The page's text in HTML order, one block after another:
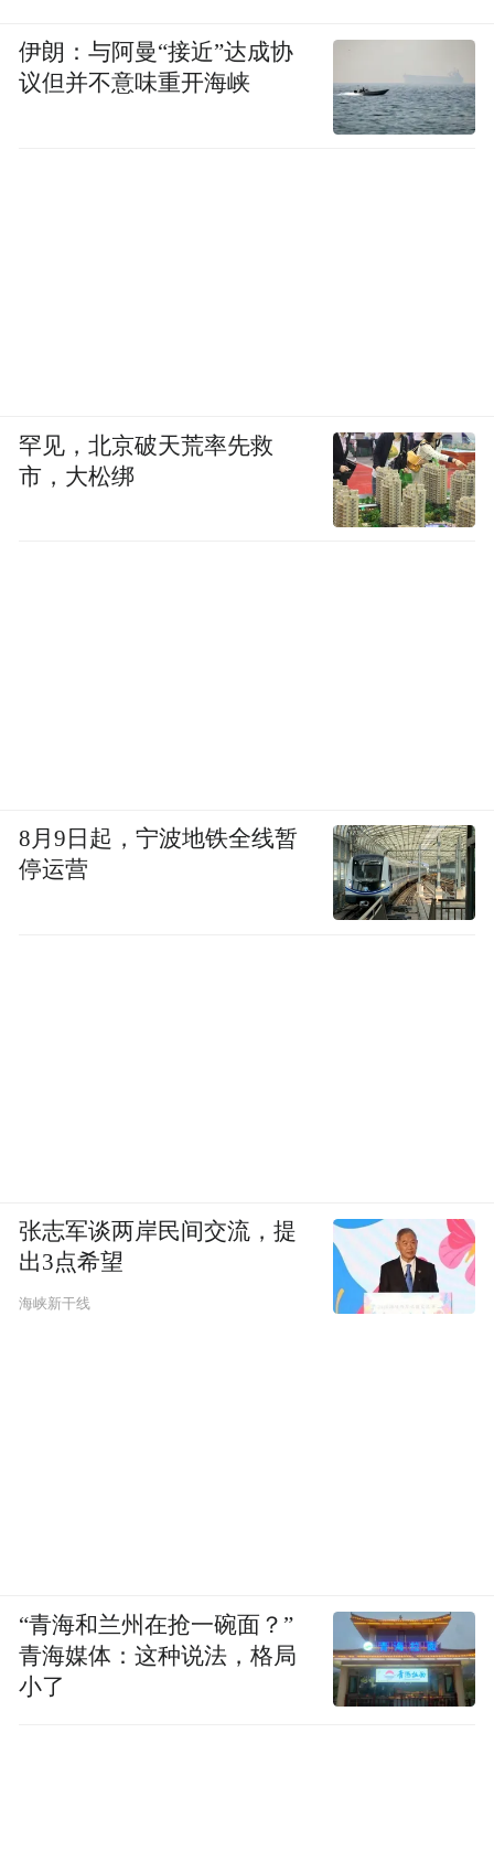
伊朗：与阿曼“接近”达成协
议但并不意味重开海峡
罕见，北京破天荒率先救
市，大松绑
8月9日起，宁波地铁全线暂
停运营
张志军谈两岸民间交流，提
出3点希望
海峡新干线
“青海和兰州在抢一碗面？”
青海媒体：这种说法，格局
小了